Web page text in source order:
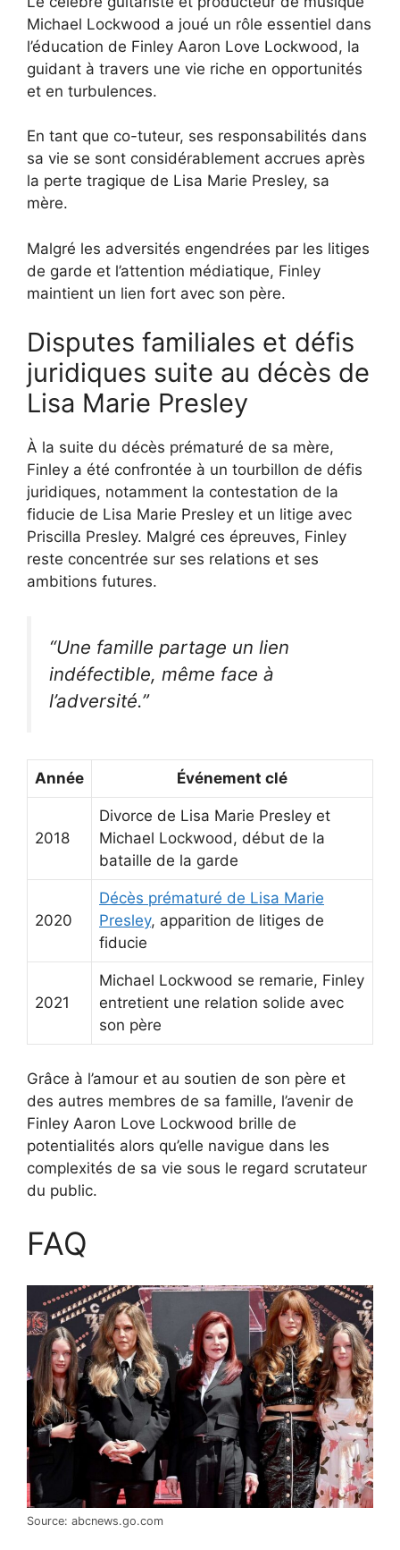
Michael Lockwood a joué un rôle essentiel dans
l’éducation de Finley Aaron Love Lockwood, la
guidant à travers une vie riche en opportunités
et en turbulences.
En tant que co-tuteur, ses responsabilités dans
sa vie se sont considérablement accrues après
la perte tragique de Lisa Marie Presley, sa
mère.
Malgré les adversités engendrées par les litiges
de garde et l’attention médiatique, Finley
maintient un lien fort avec son père.
Disputes familiales et défis
juridiques suite au décès de
Lisa Marie Presley
À la suite du décès prématuré de sa mère,
Finley a été confrontée à un tourbillon de défis
juridiques, notamment la contestation de la
fiducie de Lisa Marie Presley et un litige avec
Priscilla Presley. Malgré ces épreuves, Finley
reste concentrée sur ses relations et ses
ambitions futures.
“Une famille partage un lien
indéfectible, même face à
l’adversité.”
Année Événement clé
2018
Divorce de Lisa Marie Presley et
Michael Lockwood, début de la
bataille de la garde
2020
Décès prématuré de Lisa Marie
Presley, apparition de litiges de
fiducie
2021
Michael Lockwood se remarie, Finley
entretient une relation solide avec
son père
Grâce à l’amour et au soutien de son père et
des autres membres de sa famille, l’avenir de
Finley Aaron Love Lockwood brille de
potentialités alors qu’elle navigue dans les
complexités de sa vie sous le regard scrutateur
du public.
FAQ
Source: abcnews.go.com